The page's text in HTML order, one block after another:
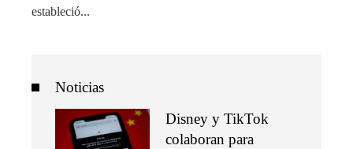
estableció...
Noticias
Disney y TikTok
colaboran para